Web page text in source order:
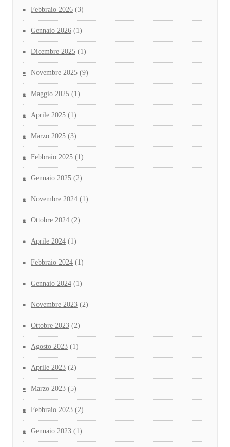
Febbraio 2026 (3)
Gennaio 2026 (1)
Dicembre 2025 (1)
Novembre 2025 (9)
Maggio 2025 (1)
Aprile 2025 (1)
Marzo 2025 (3)
Febbraio 2025 (1)
Gennaio 2025 (2)
Novembre 2024 (1)
Ottobre 2024 (2)
Aprile 2024 (1)
Febbraio 2024 (1)
Gennaio 2024 (1)
Novembre 2023 (2)
Ottobre 2023 (2)
Agosto 2023 (1)
Aprile 2023 (2)
Marzo 2023 (5)
Febbraio 2023 (2)
Gennaio 2023 (1)